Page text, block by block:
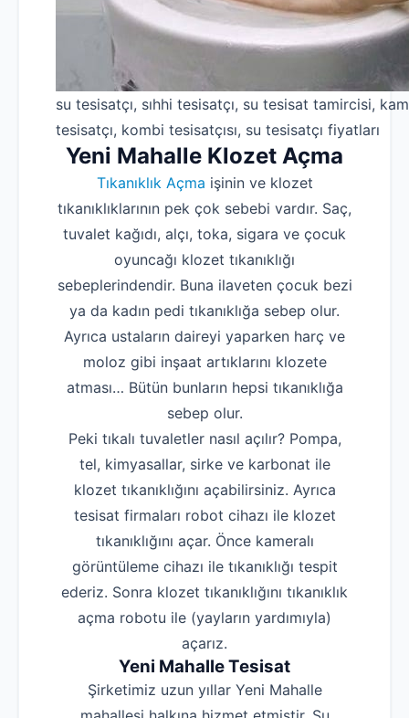
su tesisatçı, sıhhi tesisatçı, su tesisat tamircisi,
tesisatçı, kombi tesisatçısı, su tesisatçı fiyatları
Yeni Mahalle Klozet Açma
Tıkanıklık Açma işinin ve klozet
tıkanıklıklarının pek çok sebebi vardır. Saç,
tuvalet kağıdı, alçı, toka, sigara ve çocuk
oyuncağı klozet tıkanıklığı
sebeplerindendir. Buna ilaveten çocuk bezi
ya da kadın pedi tıkanıklığa sebep olur.
Ayrıca ustaların daireyi yaparken harç ve
moloz gibi inşaat artıklarını klozete
atması… Bütün bunların hepsi tıkanıklığa
sebep olur.
Peki tıkalı tuvaletler nasıl açılır? Pompa,
tel, kimyasallar, sirke ve karbonat ile
klozet tıkanıklığını açabilirsiniz. Ayrıca
tesisat firmaları robot cihazı ile klozet
tıkanıklığını açar. Önce kameralı
görüntüleme cihazı ile tıkanıklığı tespit
ederiz. Sonra klozet tıkanıklığını tıkanıklık
açma robotu ile (yayların yardımıyla)
açarız.
Yeni Mahalle Tesisat
Şirketimiz uzun yıllar Yeni Mahalle